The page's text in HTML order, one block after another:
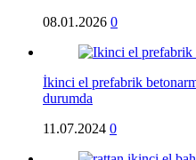
08.01.2026 0
İkinci el prefabrik
durumda
11.07.2024 0